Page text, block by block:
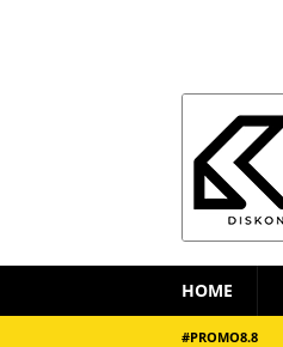
HOME
#PROMO8.8